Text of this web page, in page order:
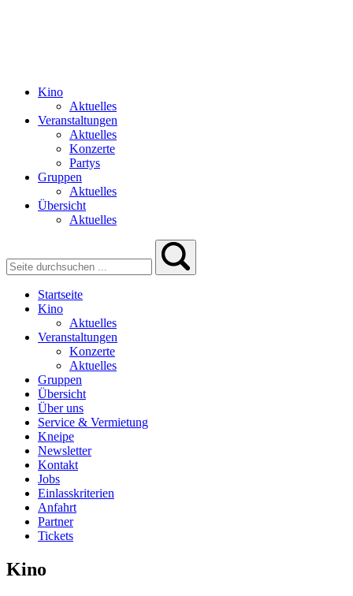
Kino
Aktuelles
Veranstaltungen
Aktuelles
Konzerte
Partys
Gruppen
Aktuelles
Übersicht
Aktuelles
Startseite
Kino
Aktuelles
Veranstaltungen
Konzerte
Aktuelles
Gruppen
Übersicht
Über uns
Service & Vermietung
Kneipe
Newsletter
Kontakt
Jobs
Einlasskriterien
Anfahrt
Partner
Tickets
Kino